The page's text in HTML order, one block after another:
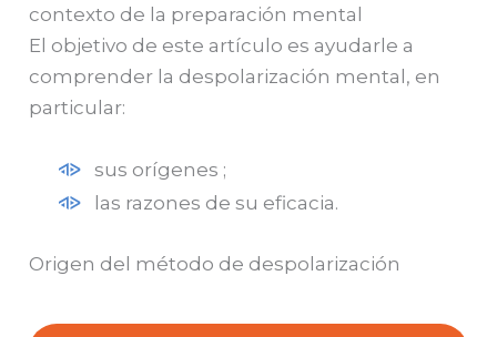
contexto de la preparación mental
El objetivo de este artículo es ayudarle a
comprender la despolarización mental, en
particular:
sus orígenes ;
las razones de su eficacia.
Origen del método de despolarización